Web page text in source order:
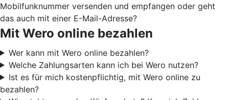
Mobilfunknummer versenden und empfangen oder geht
das auch mit einer E-Mail-Adresse?
Mit Wero online bezahlen
Wer kann mit Wero online bezahlen?
Welche Zahlungsarten kann ich bei Wero nutzen?
Ist es für mich kostenpflichtig, mit Wero online zu
bezahlen?